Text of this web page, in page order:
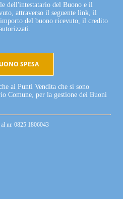
dell'intestatario del Buono e il
attraverso il seguente link, il
del buono ricevuto, il credito
SPESA
ai Punti Vendita che si sono
Comune, per la gestione dei Buoni
al nr. 0825 1806043